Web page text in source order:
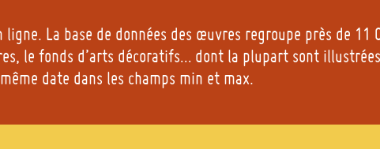
ligne. La base de données des œuvres regroupe près de
le fonds d’arts décoratifs… dont la plupart sont
date dans les champs min et max.